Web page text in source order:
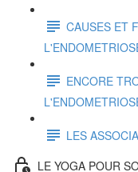
CAUSES ET
ENCORE
LES
LE YOGA POUR